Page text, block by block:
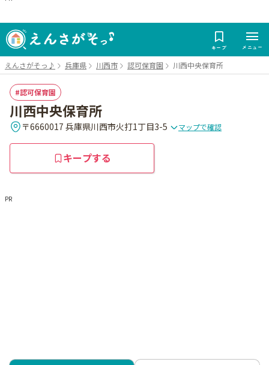
キープ メニュー
えんさがそっ♪ 兵庫県 川西市 認可保育園 川西中央保育所
認可保育園
川西中央保育所
〒6660017 兵庫県川西市火打1丁目3-5 マップで確認
キープする
PR